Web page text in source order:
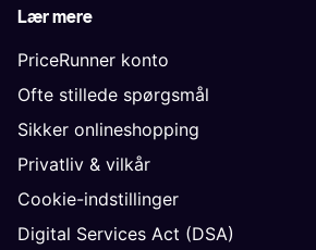
Lær mere
PriceRunner konto
Ofte stillede spørgsmål
Sikker onlineshopping
Privatliv & vilkår
Cookie-indstillinger
Digital Services Act (DSA)